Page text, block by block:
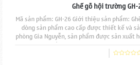
Ghế gỗ hội trường
Mã sản phẩm: GH-26 Giới thiệu sản phẩm:
dòng sản phẩm cao cấp được thiết kế và
phòng Gia Nguyễn, sản phẩm được sản xuất
mã đẹp, độ bền cao, đường nét đục chạm
nhiên 100% sơn phủ PU cao cấp, Sản phẩm